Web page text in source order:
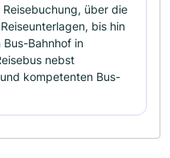
über die
bis hin
Bahnhof in
nebst
kompetenten Bus-